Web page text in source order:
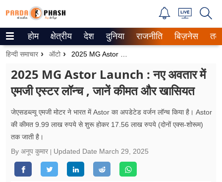
Trending on Google News
वेब स्टोरीज
उत्तर प्रदेश
गैलरी
वीडियो
होम क्षेत्रीय देश दुनिया राजनीति बिज़नेस
हिन्दी समाचार ऑटो 2025 MG Astor Launch : नए अवतार में एमजी एस्टर
2025 MG Astor Launch : नए अवतार में
एमजी एस्टर लॉन्च , जानें कीमत और खासियत
जेएसडब्ल्यू एमजी मोटर ने भारत में Astor का अपडेटेड वर्जन लॉन्च किया है। Astor
की कीमत 9.99 लाख रुपये से शुरू होकर 17.56 लाख रुपये (दोनों एक्स-शोरूम)
तक जाती है।
By अनूप कुमार
Updated Date March 29, 2025